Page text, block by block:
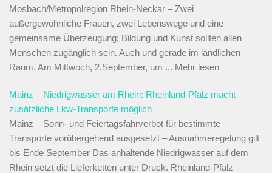
Mosbach/Metropolregion Rhein-Neckar – Zwei
außergewöhnliche Frauen, zwei Lebenswege und eine
gemeinsame Überzeugung: Bildung und Kunst sollten allen
Menschen zugänglich sein. Auch und gerade im ländlichen
Raum. Am Mittwoch, 2.September, um ... Mehr lesen
Mainz – Niedrigwasser am Rhein: Rheinland-Pfalz macht
zusätzliche Lkw-Transporte möglich
Mainz – Sonn- und Feiertagsfahrverbot für bestimmte
Transporte vorübergehend ausgesetzt – Ausnahmeregelung gilt
bis Ende September Das anhaltende Niedrigwasser auf dem
Rhein setzt die Lieferketten unter Druck. Rheinland-Pfalz